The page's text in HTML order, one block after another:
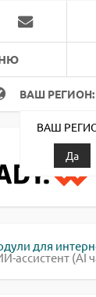
ВАШ
ВАШ
Да
для
ассистент (AI